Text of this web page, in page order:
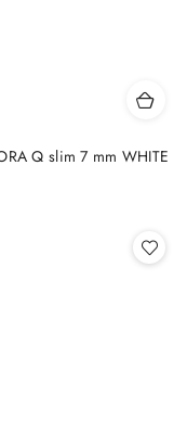
Q slim 7 mm WHITE